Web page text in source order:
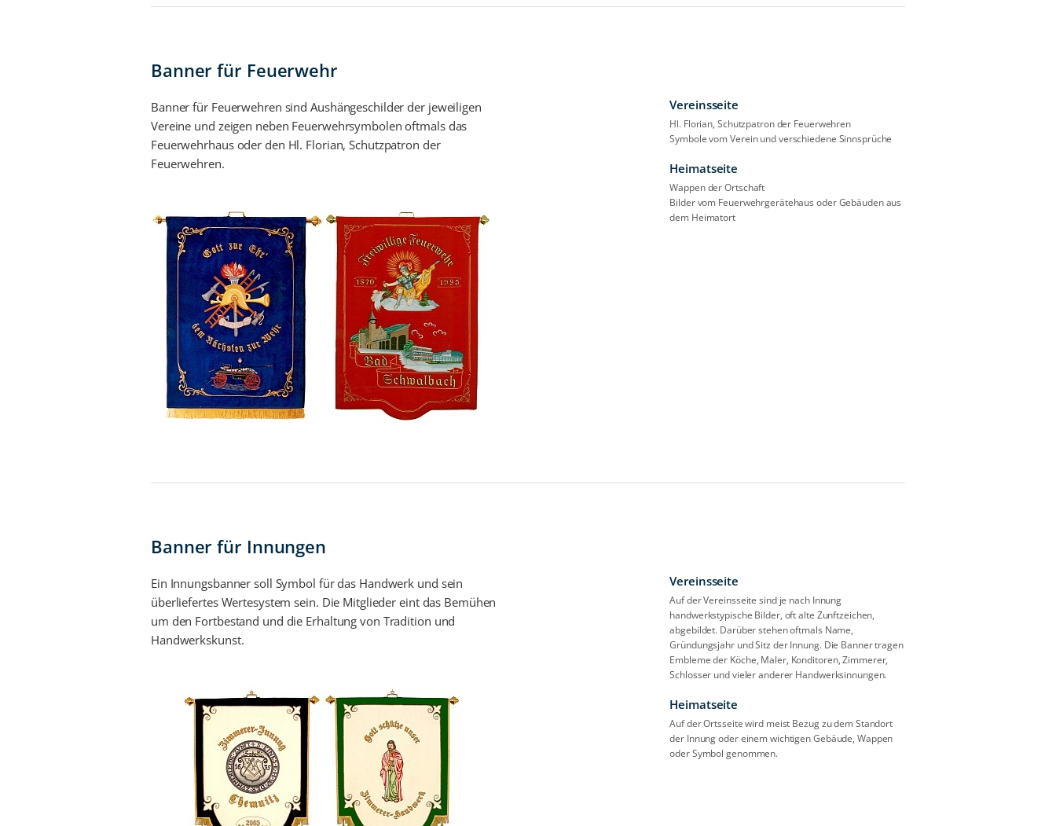
Banner für Feuerwehr
Banner für Feuerwehren sind Aushängeschilder der jeweiligen
Vereine und zeigen neben Feuerwehrsymbolen oftmals das
Feuerwehrhaus oder den Hl. Florian, Schutzpatron der
Feuerwehren.
Vereinsseite
Hl. Florian, Schutzpatron der Feuerwehren
Symbole vom Verein und verschiedene Sinnsprüche
Heimatseite
Wappen der Ortschaft
Bilder vom Feuerwehrgerätehaus oder Gebäuden aus
dem Heimatort
Banner für Innungen
Ein Innungsbanner soll Symbol für das Handwerk und sein
überliefertes Wertesystem sein. Die Mitglieder eint das Bemühen
um den Fortbestand und die Erhaltung von Tradition und
Handwerkskunst.
Vereinsseite
Auf der Vereinsseite sind je nach Innung
handwerkstypische Bilder, oft alte Zunftzeichen,
abgebildet. Darüber stehen oftmals Name,
Gründungsjahr und Sitz der Innung. Die Banner tragen
Embleme der Köche, Maler, Konditoren, Zimmerer,
Schlosser und vieler anderer Handwerksinnungen.
Heimatseite
Auf der Ortsseite wird meist Bezug zu dem Standort
der Innung oder einem wichtigen Gebäude, Wappen
oder Symbol genommen.